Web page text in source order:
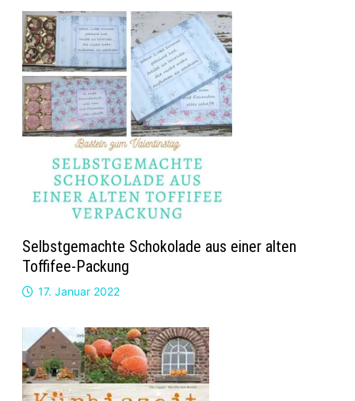
Selbstgemachte Schokolade aus einer alten
Toffifee-Packung
17. Januar 2022